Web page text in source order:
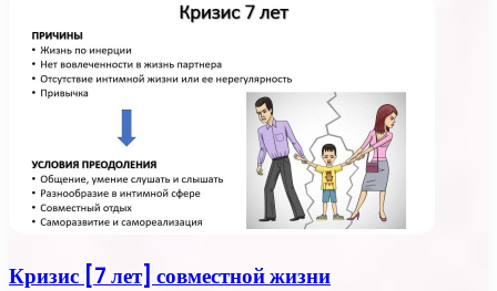
Кризис [7 лет] совместной жизни